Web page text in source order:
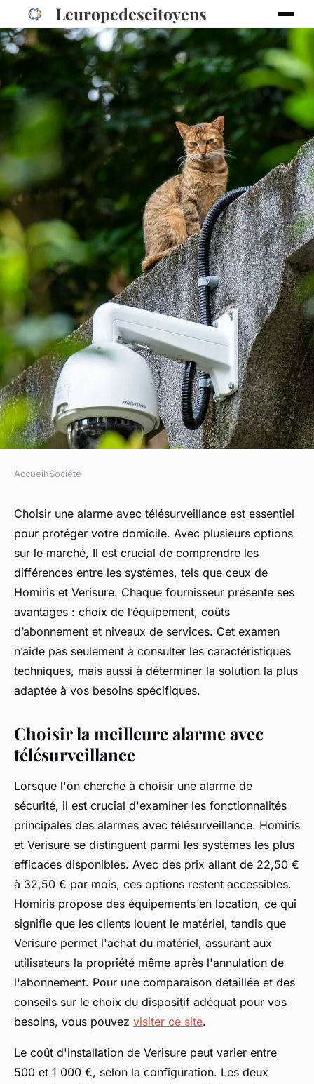
Leuropedescitoyens
Choisir la meilleure alarme
avec télésurveillance pour
votre sécurité
Léonie•19 décembre 2024•3 min de lecture
Accueil›Société
Choisir une alarme avec télésurveillance est essentiel
pour protéger votre domicile. Avec plusieurs options
sur le marché, Il est crucial de comprendre les
différences entre les systèmes, tels que ceux de
Homiris et Verisure. Chaque fournisseur présente ses
avantages : choix de l’équipement, coûts
d’abonnement et niveaux de services. Cet examen
n’aide pas seulement à consulter les caractéristiques
techniques, mais aussi à déterminer la solution la plus
adaptée à vos besoins spécifiques.
Choisir la meilleure alarme avec
télésurveillance
Lorsque l'on cherche à choisir une alarme de
sécurité, il est crucial d'examiner les fonctionnalités
principales des alarmes avec télésurveillance. Homiris
et Verisure se distinguent parmi les systèmes les plus
efficaces disponibles. Avec des prix allant de 22,50 €
à 32,50 € par mois, ces options restent accessibles.
Homiris propose des équipements en location, ce qui
signifie que les clients louent le matériel, tandis que
Verisure permet l'achat du matériel, assurant aux
utilisateurs la propriété même après l'annulation de
l'abonnement. Pour une comparaison détaillée et des
conseils sur le choix du dispositif adéquat pour vos
besoins, vous pouvez visiter ce site.
Le coût d'installation de Verisure peut varier entre
500 et 1 000 €, selon la configuration. Les deux